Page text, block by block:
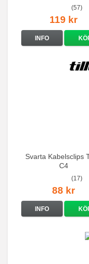
(57)
119 kr
INFO
Svarta Kabelsclips
C4
(17)
88 kr
INFO